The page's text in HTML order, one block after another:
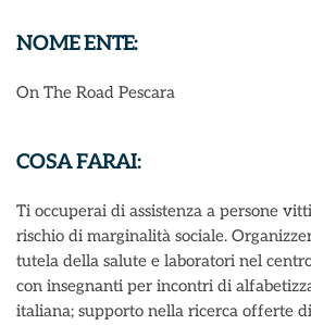
NOME ENTE:
On The Road Pescara
COSA FARAI:
Ti occuperai di assistenza a persone
rischio di marginalità sociale.
tutela della salute e laboratori nel
con insegnanti per incontri di
italiana; supporto nella ricerca offerte